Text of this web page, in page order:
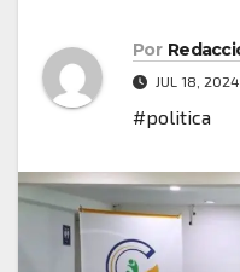
Por
JUL 18, 2024
#politica